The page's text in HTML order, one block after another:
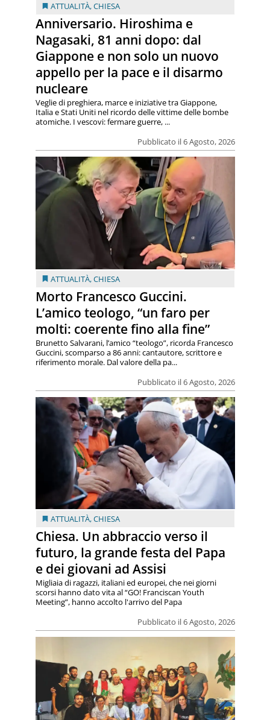
ATTUALITÀ,CHIESA
Anniversario. Hiroshima e
Nagasaki, 81 anni dopo: dal
Giappone e non solo un nuovo
appello per la pace e il disarmo
nucleare
Pubblicato il 6 Agosto, 2026
Veglie di preghiera, marce e iniziative tra Giappone,
Italia e Stati Uniti nel ricordo delle vittime delle bombe
atomiche. I vescovi: fermare guerre, ...
ATTUALITÀ,CHIESA
Morto Francesco Guccini.
L’amico teologo, “un faro per
molti: coerente fino alla fine”
Pubblicato il 6 Agosto, 2026
Brunetto Salvarani, l’amico “teologo”, ricorda Francesco
Guccini, scomparso a 86 anni: cantautore, scrittore e
riferimento morale. Dal valore della pa...
ATTUALITÀ,CHIESA
Chiesa. Un abbraccio verso il
futuro, la grande festa del Papa
e dei giovani ad Assisi
Pubblicato il 6 Agosto, 2026
Migliaia di ragazzi, italiani ed europei, che nei giorni
scorsi hanno dato vita al “GO! Franciscan Youth
Meeting”, hanno accolto l'arrivo del Papa